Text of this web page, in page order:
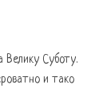
Велику Суботу.
и тако